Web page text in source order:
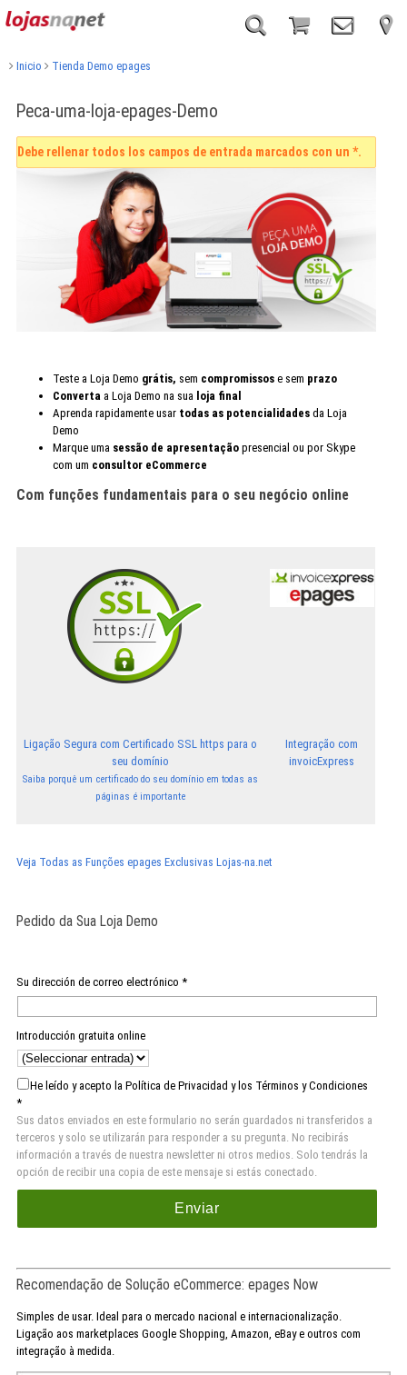
Inicio Tienda Demo epages
Peca-uma-loja-epages-Demo
Debe rellenar todos los campos de entrada marcados con un *.
Teste a Loja Demo grátis, sem compromissose sem prazo
Converta a Loja Demo na sua loja final
Aprenda rapidamente usar todas as potencialidadesda Loja
Demo
Marque uma sessão de apresentaçãopresencial ou por Skype
com um consultor eCommerce
Com funções fundamentais para o seu negócio online
Ligação Segura com Certificado SSL https para o
seu domínio
Saiba porquê um certificado do seu domínio em todas as
páginas é importante
Integração com
invoicExpress
Veja Todas as Funções epages Exclusivas Lojas-na.net
Pedido da Sua Loja Demo
Su dirección de correo electrónico *
Introducción gratuita online
He leído y acepto la Política de Privacidad y los Términos y Condiciones
*
Sus datos enviados en este formulario no serán guardados ni transferidos a
terceros y solo se utilizarán para responder a su pregunta. No recibirás
información a través de nuestra newsletter ni otros medios. Solo tendrás la
opción de recibir una copia de este mensaje si estás conectado.
Enviar
Recomendação de Solução eCommerce: epages Now
Simples de usar. Ideal para o mercado nacional e internacionalização.
Ligação aos marketplaces Google Shopping, Amazon, eBay e outros com
integração à medida.